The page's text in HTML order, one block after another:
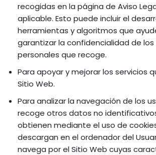
recogidas en la página de Aviso
aplicable. Esto puede incluir el
herramientas y algoritmos que
garantizar la confidencialidad de
personales que recoge.
Para apoyar y mejorar los servicios
Sitio Web.
Para analizar la navegación de los
recoge otros datos no
obtienen mediante el uso de
descargan en el ordenador del
navega por el Sitio Web cuyas